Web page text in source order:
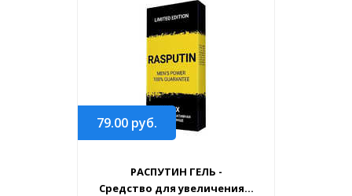
79.00 руб.
РАСПУТИН ГЕЛЬ -
Средство для увеличения...